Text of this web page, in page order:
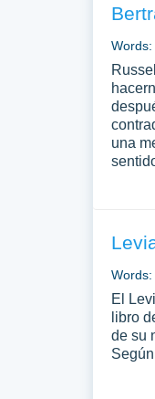
una
Words:
El
libro
de su